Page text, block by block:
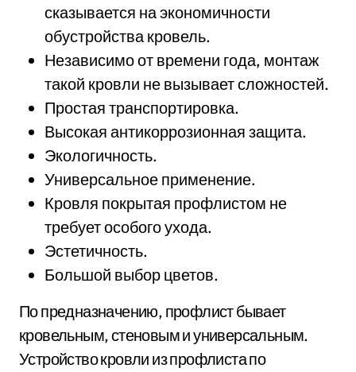
сказывается на экономичности
обустройства кровель.
Независимо от времени года, монтаж
такой кровли не вызывает сложностей.
Простая транспортировка.
Высокая антикоррозионная защита.
Экологичность.
Универсальное применение.
Кровля покрытая профлистом не
требует особого ухода.
Эстетичность.
Большой выбор цветов.
По предназначению, профлист бывает
кровельным, стеновым и универсальным.
Устройство кровли из профлиста по